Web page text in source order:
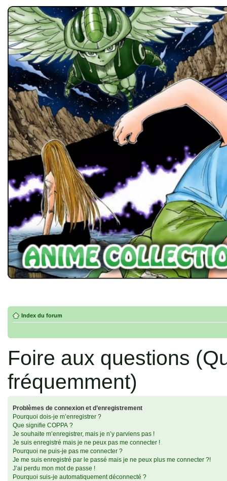
Index du forum
Foire aux questions
fréquemment)
Problèmes de connexion et d’enregistrement
Pourquoi dois-je m’enregistrer ?
Que signifie COPPA ?
Je souhaite m’enregistrer, mais je n’y parviens pas !
Je suis enregistré mais je ne peux pas me connecter !
Pourquoi ne puis-je pas me connecter ?
Je me suis enregistré par le passé mais je ne peux plus me connecter ?!
J’ai perdu mon mot de passe !
Pourquoi suis-je automatiquement déconnecté ?